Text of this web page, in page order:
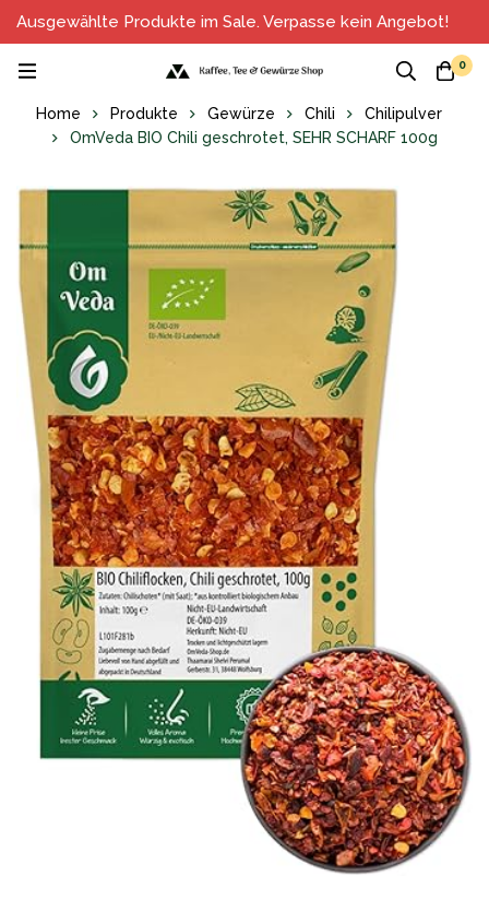
Ausgewählte Produkte im Sale. Verpasse kein Angebot!
0
Home Produkte Gewürze Chili
Chilipulver
OmVeda BIO Chili geschrotet, SEHR SCHARF 100g